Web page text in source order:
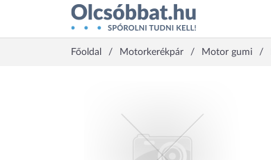
Főoldal Motorkerékpár Motor gumi